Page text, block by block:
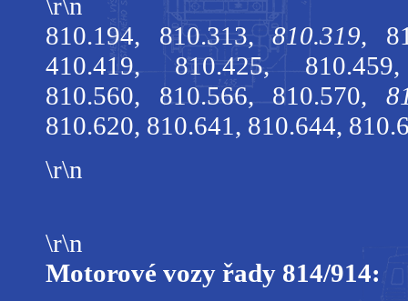
810.194, 810.313,810.319,
410.419, 810.425,
810.560, 810.566, 810.570,
810.620, 810.641, 810.644,
\r\n
\r\n
Motorové vozy řady 814/914: